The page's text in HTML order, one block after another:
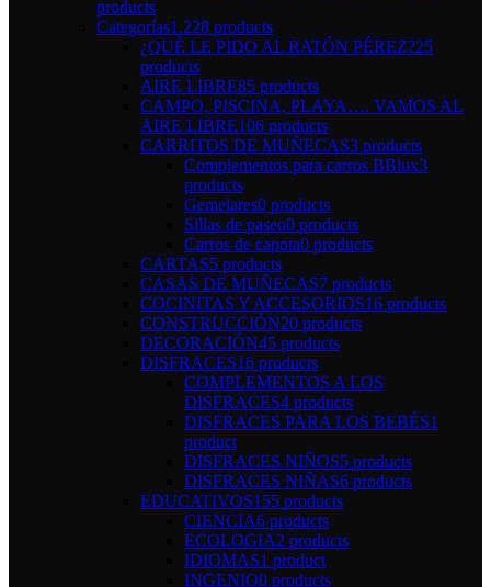
products
Categorías1.228 products
¿QUÉ LE PIDO AL RATÓN PÉREZ?25
products
AIRE LIBRE85 products
CAMPO, PISCINA, PLAYA…. VAMOS AL
AIRE LIBRE106 products
CARRITOS DE MUÑECAS3 products
Complementos para carros BBlux3
products
Gemelares0 products
Sillas de paseo0 products
Carros de capota0 products
CARTAS5 products
CASAS DE MUÑECAS7 products
COCINITAS Y ACCESORIOS16 products
CONSTRUCCIÓN20 products
DECORACIÓN45 products
DISFRACES16 products
COMPLEMENTOS A LOS
DISFRACES4 products
DISFRACES PARA LOS BEBÉS1
product
DISFRACES NIÑOS5 products
DISFRACES NIÑAS6 products
EDUCATIVOS155 products
CIENCIA6 products
ECOLOGIA2 products
IDIOMAS1 product
INGENIO0 products